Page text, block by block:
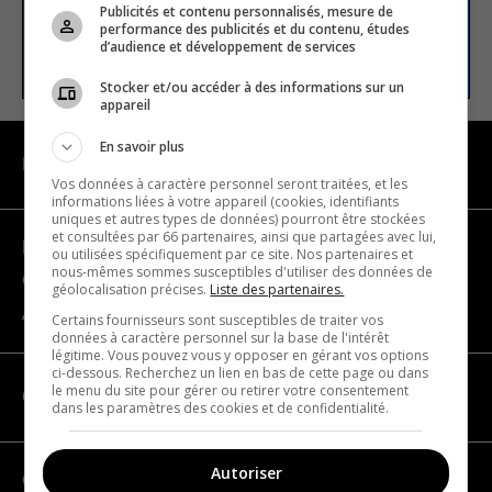
SUBSCRIBE
NAVIGATION
Become a partner
Contact us
About us
CATEGORIES
Geography
Publicités et contenu personnalisés, mesure de
performance des publicités et du contenu, études
d’audience et développement de services
Stocker et/ou accéder à des informations sur un
appareil
En savoir plus
Vos données à caractère personnel seront traitées, et les
informations liées à votre appareil (cookies, identifiants
uniques et autres types de données) pourront être stockées
et consultées par 66 partenaires, ainsi que partagées avec lui,
ou utilisées spécifiquement par ce site. Nos partenaires et
nous-mêmes sommes susceptibles d'utiliser des données de
géolocalisation précises. Liste des partenaires.
Certains fournisseurs sont susceptibles de traiter vos
données à caractère personnel sur la base de l'intérêt
légitime. Vous pouvez vous y opposer en gérant vos options
ci-dessous. Recherchez un lien en bas de cette page ou dans
le menu du site pour gérer ou retirer votre consentement
dans les paramètres des cookies et de confidentialité.
Autoriser